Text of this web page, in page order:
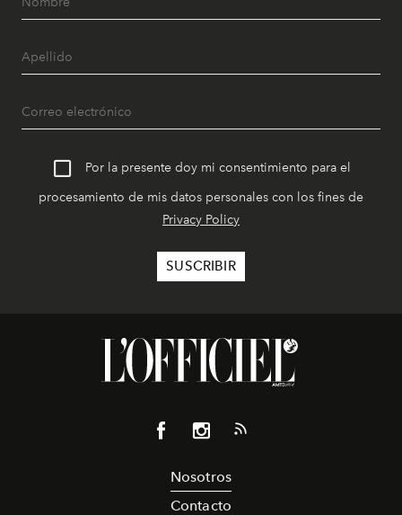
Por la presente doy mi consentimiento para el
procesamiento de mis datos personales con los fines de
Privacy Policy
Nosotros
Contacto